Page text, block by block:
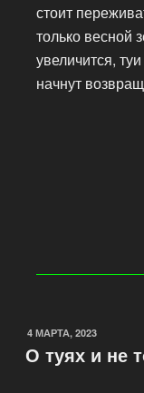
стоит
только весной
увеличится,
начнут
4 МАРТА, 2023
О туях и не